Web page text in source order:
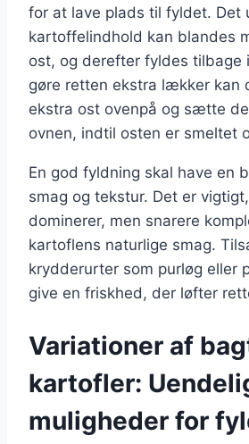
for at lave plads til fyldet. Det
kartoffelindhold kan blandes
ost, og derefter fyldes tilbage
gøre retten ekstra lækker kan
ekstra ost ovenpå og sætte
ovnen, indtil osten er smeltet
En god fyldning skal have en
smag og tekstur. Det er
dominerer, men snarere
kartoflens naturlige smag.
krydderurter som purløg eller
give en friskhed, der løfter
Variationer af
kartofler:
muligheder for